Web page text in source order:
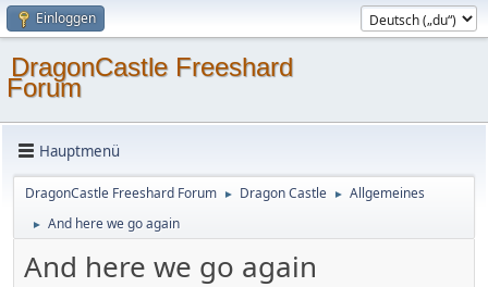
Einloggen
DragonCastle Freeshard
Forum
Hauptmenü
DragonCastle Freeshard Forum ► Dragon Castle ► Allgemeines
► And here we go again
And here we go again